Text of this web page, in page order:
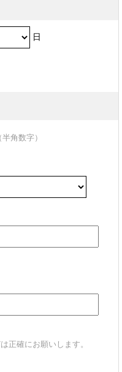
日
半角数字）
正確にお願いします。